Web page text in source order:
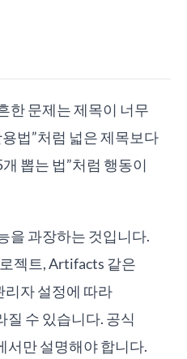
한 문제는 제목이 너무
법”처럼 넓은 제목보다
뽑는 법”처럼 행동이
을 과장하는 것입니다.
젝트, Artifacts 같은
리자 설정에 따라
질 수 있습니다. 공식
서만 설명해야 합니다.